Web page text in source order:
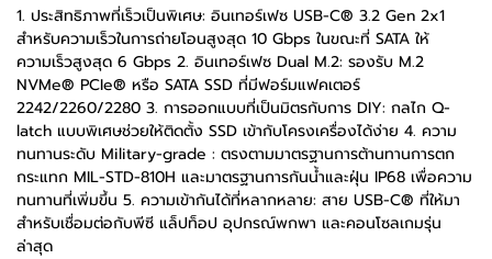
1. ประสิทธิภาพที่เร็วเป็นพิเศษ: อินเทอร์เฟซ USB-C® 3.2 Gen 2x1
สำหรับความเร็วในการถ่ายโอนสูงสุด 10 Gbps ในขณะที่ SATA ให้
ความเร็วสูงสุด 6 Gbps 2. อินเทอร์เฟซ Dual M.2: รองรับ M.2
NVMe® PCIe® หรือ SATA SSD ที่มีฟอร์มแฟคเตอร์
2242/2260/2280 3. การออกแบบที่เป็นมิตรกับการ DIY: กลไก Q-
latch แบบพิเศษช่วยให้ติดตั้ง SSD เข้ากับโครงเครื่องได้ง่าย 4. ความ
ทนทานระดับ Military-grade : ตรงตามมาตรฐานการต้านทานการตก
กระแทก MIL-STD-810H และมาตรฐานการกันน้ำและฝุ่น IP68 เพื่อความ
ทนทานที่เพิ่มขึ้น 5. ความเข้ากันได้ที่หลากหลาย: สาย USB-C® ที่ให้มา
สำหรับเชื่อมต่อกับพีซี แล็ปท็อป อุปกรณ์พกพา และคอนโซลเกมรุ่น
ล่าสุด